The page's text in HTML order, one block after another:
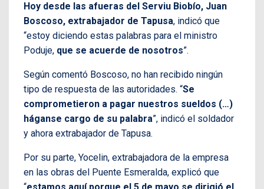
Hoy desde las afueras del Serviu Biobío, Juan
Boscoso, extrabajador de Tapusa, indicó que
“estoy diciendo estas palabras para el ministro
Poduje, que se acuerde de nosotros”.
Según comentó Boscoso, no han recibido ningún
tipo de respuesta de las autoridades. “Se
comprometieron a pagar nuestros sueldos (…)
háganse cargo de su palabra”, indicó el soldador
y ahora extrabajador de Tapusa.
Por su parte, Yocelin, extrabajadora de la empresa
en las obras del Puente Esmeralda, explicó que